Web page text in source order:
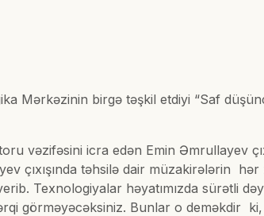
Mərkəzinin birgə təşkil etdiyi “Saf
vəzifəsini icra edən Emin Əmrullayev
çıxışında təhsilə dair müzakirələrin
Texnologiyalar həyatımızda sürətli
görməyəcəksiniz. Bunlar o deməkdir